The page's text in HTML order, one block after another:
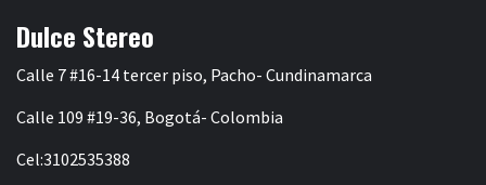
Dulce Stereo
Calle 7 #16-14 tercer piso, Pacho- Cundinamarca
Calle 109 #19-36, Bogotá- Colombia
Cel:3102535388